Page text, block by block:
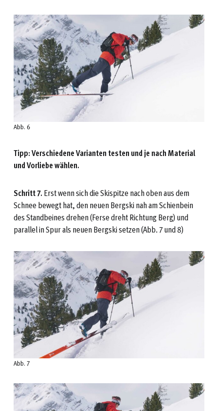
Abb. 6
Tipp: Verschiedene Varianten testen und je nach Material
und Vorliebe wählen.
Schritt 7. Erst wenn sich die Skispitze nach oben aus dem
Schnee bewegt hat, den neuen Bergski nah am Schienbein
des Standbeines drehen (Ferse dreht Richtung Berg) und
parallel in Spur als neuen Bergski setzen (Abb. 7 und 8)
Abb. 7